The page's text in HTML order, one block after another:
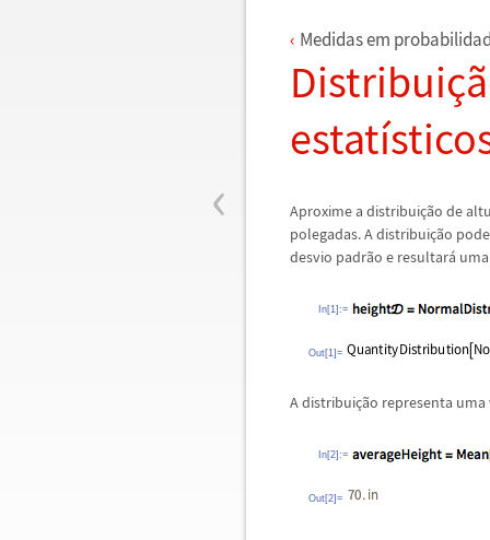
‹
Medidas em
Distribuiçã
estatí
Aproxime a distribuição de
polegadas. A distribuição
desvio padrão e resultará
In[1]:=
Out[1]=
A distribuição representa uma
In[2]:=
Out[2]=